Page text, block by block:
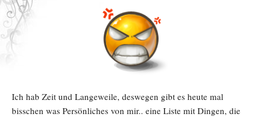
Ich hab Zeit und Langeweile, deswegen gibt es heute mal
bisschen was Persönliches von mir.. eine Liste mit Dingen, die